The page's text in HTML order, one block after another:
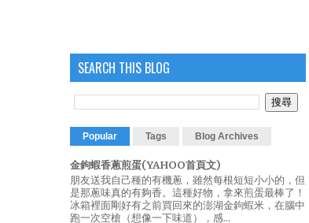
SEARCH THIS BLOG
Popular Tags Blog Archives
金鉤蝦香蔥煎蛋(YAHOO首頁文)
朋友送我自己種的有機蔥，雖然每根短短小小的，但
是那蔥味真的有夠香。這種好物，拿來煎蛋最棒了！
冰箱裡面剛好有之前買回來的澎湖金鉤蝦米，在腦中
跑一次空槍（想像一下味道），感...